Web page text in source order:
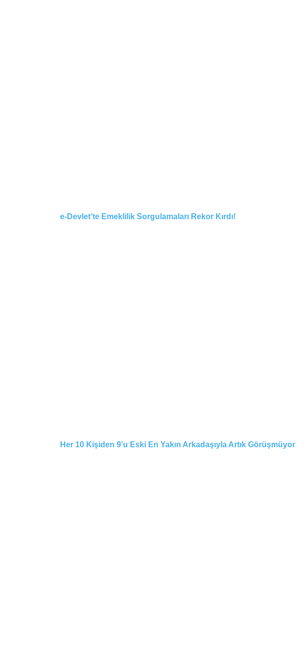
e-Devlet’te Emeklilik Sorgulamaları Rekor Kırdı!
Her 10 Kişiden 9’u Eski En Yakın Arkadaşıyla Artık Görüşmüyor